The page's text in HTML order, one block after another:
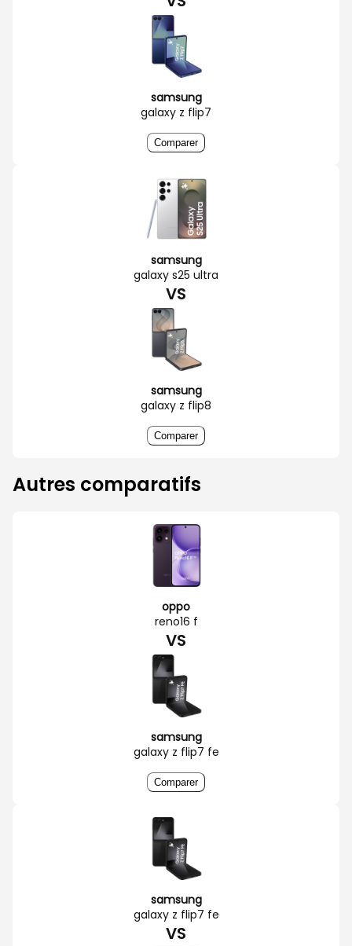
samsung
galaxy z flip7
Comparer
samsung
galaxy s25 ultra
VS
samsung
galaxy z flip8
Comparer
Autres comparatifs
oppo
reno16 f
VS
samsung
galaxy z flip7 fe
Comparer
samsung
galaxy z flip7 fe
VS